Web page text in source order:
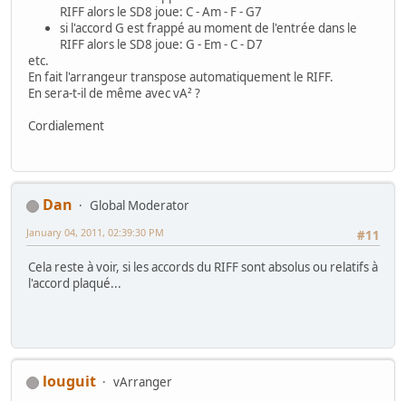
RIFF alors le SD8 joue: C - Am - F - G7
si l'accord G est frappé au moment de l'entrée dans le
RIFF alors le SD8 joue: G - Em - C - D7
etc.
En fait l'arrangeur transpose automatiquement le RIFF.
En sera-t-il de même avec vA² ?
Cordialement
Dan
Global Moderator
#11
January 04, 2011, 02:39:30 PM
Cela reste à voir, si les accords du RIFF sont absolus ou relatifs à
l'accord plaqué...
louguit
vArranger